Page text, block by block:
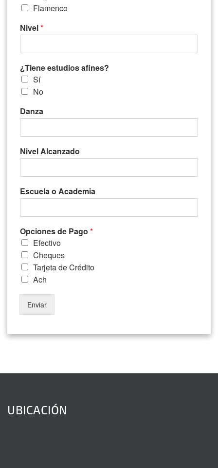
Flamenco
Nivel*
¿Tiene estudios afines?
Sí
No
Danza
Nivel Alcanzado
Escuela o Academia
Opciones de Pago *
Efectivo
Cheques
Tarjeta de Crédito
Ach
Enviar
UBICACIÓN